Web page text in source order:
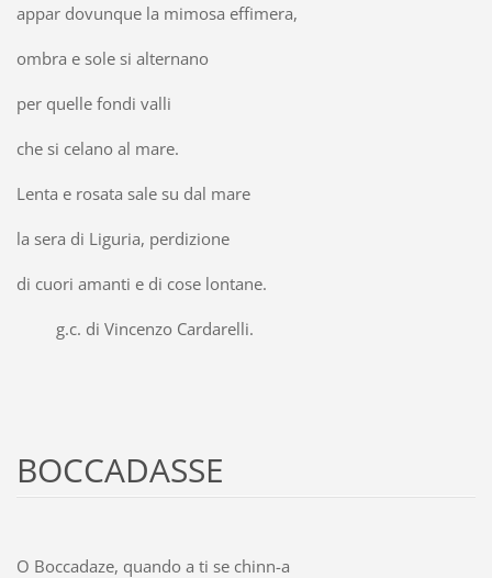
appar dovunque la mimosa effimera,
ombra e sole si alternano
per quelle fondi valli
che si celano al mare.
Lenta e rosata sale su dal mare
la sera di Liguria, perdizione
di cuori amanti e di cose lontane.
g.c. di Vincenzo Cardarelli.
BOCCADASSE
O Boccadaze, quando a ti se chinn-a